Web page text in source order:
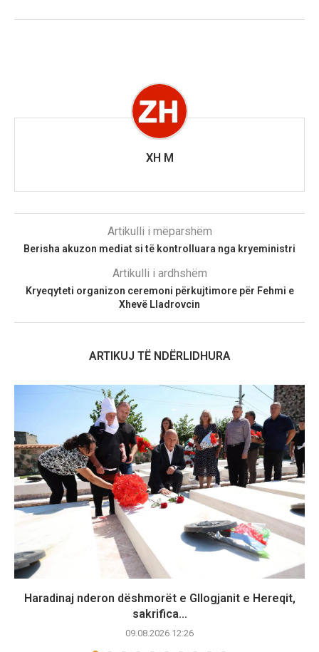
XH M
Artikulli i mëparshëm
Berisha akuzon mediat si të kontrolluara nga kryeministri
Artikulli i ardhshëm
Kryeqyteti organizon ceremoni përkujtimore për Fehmi e
Xhevë Lladrovcin
ARTIKUJ TË NDËRLIDHURA
Haradinaj nderon dëshmorët e Gllogjanit e Hereqit,
sakrifica...
09.08.2026 12:26